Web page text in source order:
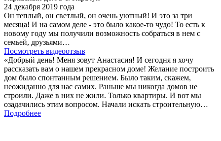
24 декабря 2019 года
Он теплый, он светлый, он очень уютный! И это за три
месяца! И на самом деле - это было какое-то чудо! То есть к
новому году мы получили возможность собраться в нем с
семьей, друзьями…
Посмотреть видеоотзыв
«Добрый день! Меня зовут Анастасия! И сегодня я хочу
рассказать вам о нашем прекрасном доме! Желание построить
дом было спонтанным решением. Было таким, скажем,
неожиданно для нас самих. Раньше мы никогда домов не
строили. Даже в них не жили. Только квартиры. И вот мы
озадачились этим вопросом. Начали искать строительную…
Подробнее